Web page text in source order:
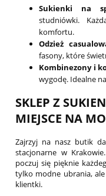
Sukienki na
studniówki.
komfortu.
Odzież
fasony, które
Kombinezony i
wygodę. Idealne
SKLEP Z
MIEJSCE NA
Zajrzyj na nasz butik
stacjonarne w
poczuj się pięknie
tylko modne ubrania,
klientki.